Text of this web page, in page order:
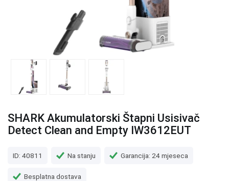
SHARK Akumulatorski Štapni Usisivač
Detect Clean and Empty IW3612EUT
ID: 40811 Na stanju Garancija: 24 mjeseca
Besplatna dostava